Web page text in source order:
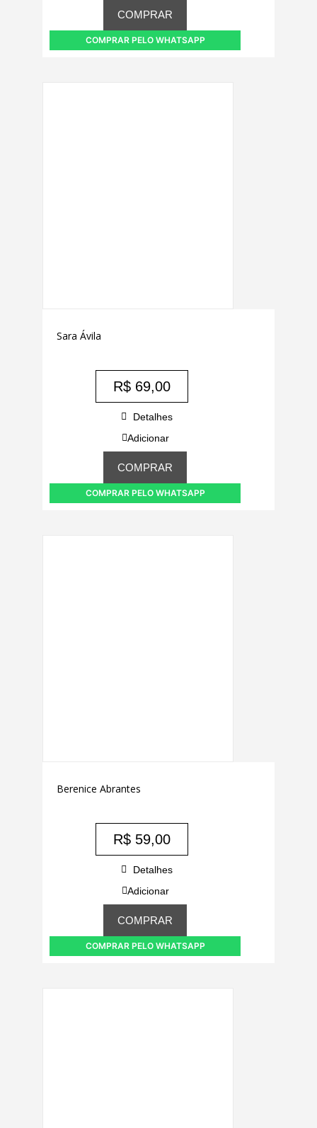
COMPRAR
COMPRAR PELO WHATSAPP
Sara Ávila
R$69,00
Detalhes
Adicionar
COMPRAR
COMPRAR PELO WHATSAPP
Berenice Abrantes
R$59,00
Detalhes
Adicionar
COMPRAR
COMPRAR PELO WHATSAPP